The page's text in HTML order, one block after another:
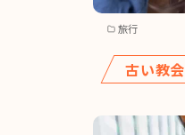
旅行
古い教会